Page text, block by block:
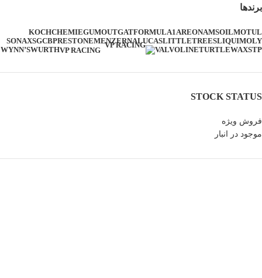
برندها
MOTUL
AMSOIL
AREON
FORMULA1
GAT
GUMOUT
KOCHCHEMIE
LIQUIMOLY
LITTLETREES
LUCAS
MENZERNA
PRESTONE
SGCB
SONAX
STP
TURTLEWAX
VALVOLINE
VP RACING
WURTH
WYNN’S
STOCK STATUS
فروش ویژه
موجود در انبار